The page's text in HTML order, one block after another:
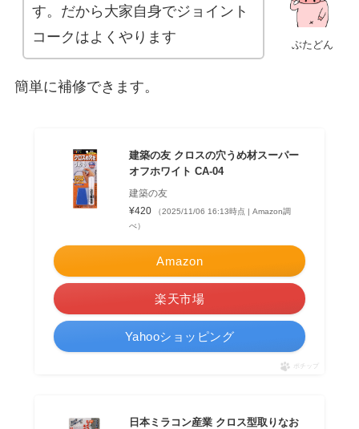
ぶたどん
す。だから大家自身でジョイント
コークはよくやります
簡単に補修できます。
建築の友 クロスの穴うめ材スーパー
オフホワイト CA-04
建築の友
¥420
（2025/11/06 16:13時点 | Amazon調
べ）
Amazon
楽天市場
Yahooショッピング
ポチップ
日本ミラコン産業 クロス型取りなお